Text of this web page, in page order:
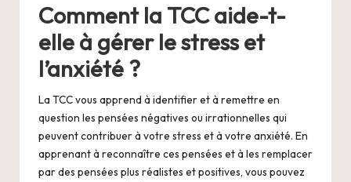
Comment la TCC aide-t-
elle à gérer le stress et
l’anxiété ?
La TCC vous apprend à identifier et à remettre en
question les pensées négatives ou irrationnelles qui
peuvent contribuer à votre stress et à votre anxiété. En
apprenant à reconnaître ces pensées et à les remplacer
par des pensées plus réalistes et positives, vous pouvez